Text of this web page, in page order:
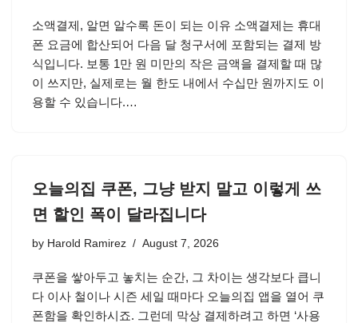
소액결제, 알면 알수록 돈이 되는 이유 소액결제는 휴대
폰 요금에 합산되어 다음 달 청구서에 포함되는 결제 방
식입니다. 보통 1만 원 미만의 작은 금액을 결제할 때 많
이 쓰지만, 실제로는 월 한도 내에서 수십만 원까지도 이
용할 수 있습니다.…
오늘의집 쿠폰, 그냥 받지 말고 이렇게 쓰
면 할인 폭이 달라집니다
by Harold Ramirez August 7, 2026
쿠폰을 쌓아두고 놓치는 순간, 그 차이는 생각보다 큽니
다 이사 철이나 시즌 세일 때마다 오늘의집 앱을 열어 쿠
폰함을 확인하시죠. 그런데 막상 결제하려고 하면 ‘사용